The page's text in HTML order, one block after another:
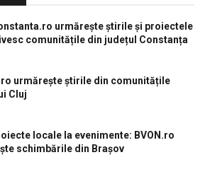
urmărește știrile și proiectele
comunitățile din județul Constanța
urmărește știrile din comunitățile
Cluj
locale la evenimente: BVON.ro
schimbările din Brașov